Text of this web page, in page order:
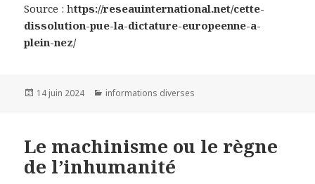
Source : https://reseauinternational.net/cette-
dissolution-pue-la-dictature-europeenne-a-
plein-nez/
Publié
14 juin 2024 Catégories
informations diverses
Le machinisme ou le règne
de l’inhumanité